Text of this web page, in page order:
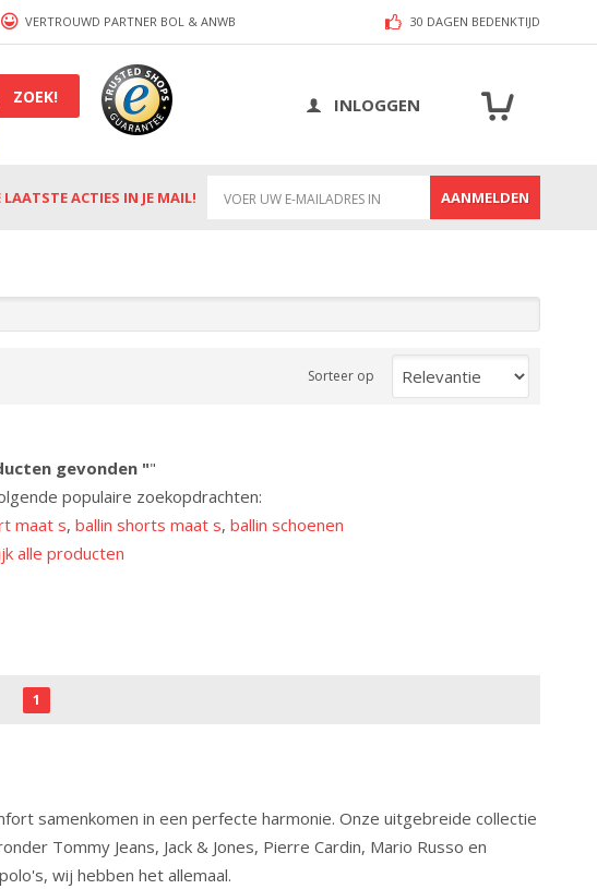
VERTROUWD PARTNER BOL & ANWB 30 DAGEN BEDENKTIJD
ZOEK! INLOGGEN
LAATSTE ACTIES IN JE MAIL! AANMELDEN
Sorteer op
gevonden ""
populaire zoekopdrachten:
maat s,ballin shorts maat s,ballin schoenen
alle producten
1
samenkomen in een perfecte harmonie. Onze uitgebreide collectie
Tommy Jeans, Jack & Jones, Pierre Cardin, Mario Russo en
wij hebben het allemaal.